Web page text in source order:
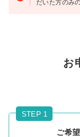
だいた方のみ
お
STEP 1
ご希